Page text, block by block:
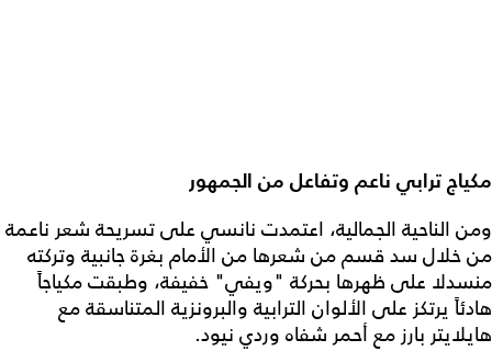
مكياج ترابي ناعم وتفاعل من الجمهور
ومن الناحية الجمالية، اعتمدت نانسي على تسريحة شعر ناعمة
من خلال سد قسم من شعرها من الأمام بغرة جانبية وتركته
منسدلا على ظهرها بحركة "ويفي" خفيفة، وطبقت مكياجاً
هادئاً يرتكز على الألوان الترابية والبرونزية المتناسقة مع
هايلايتر بارز مع أحمر شفاه وردي نيود.